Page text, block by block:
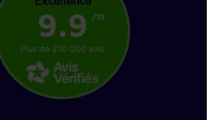
9.9 /10
Plus de 210 000 avis